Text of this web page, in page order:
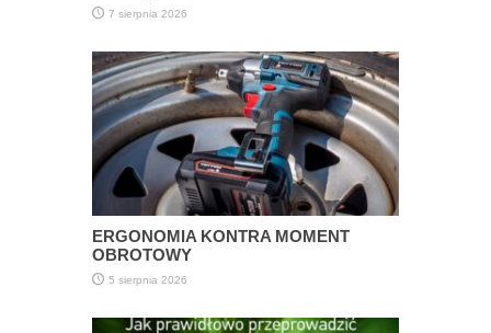
7 sierpnia 2026
ERGONOMIA KONTRA MOMENT
OBROTOWY
5 sierpnia 2026